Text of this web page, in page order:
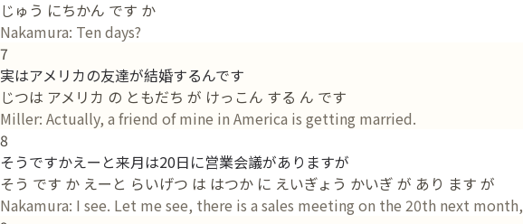
じゅう にちかん です か
Nakamura: Ten days?
7
実はアメリカの友達が結婚するんです
じつは アメリカ の ともだち が けっこん する ん です
Miller: Actually, a friend of mine in America is getting married.
8
そうですかえーと来月は20日に営業会議がありますが
そう です か えーと らいげつ は はつか に えいぎょう かいぎ が あり ます が
Nakamura: I see. Let me see, there is a sales meeting on the 20th next month,